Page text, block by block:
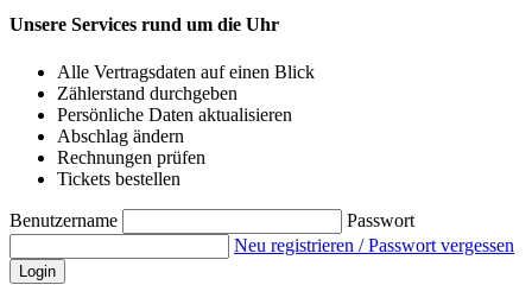
Unsere Services rund um die Uhr
Alle Vertragsdaten auf einen Blick
Zählerstand durchgeben
Persönliche Daten aktualisieren
Abschlag ändern
Rechnungen prüfen
Tickets bestellen
Benutzername
Passwort
Neu registrieren / Passwort vergessen
Login